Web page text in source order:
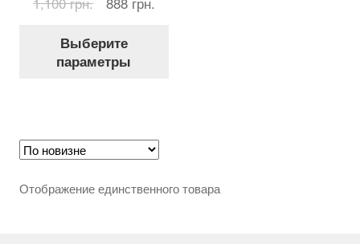
составляла
1,100 грн..
Выберите
параметры
странице
Отображение единственного товара